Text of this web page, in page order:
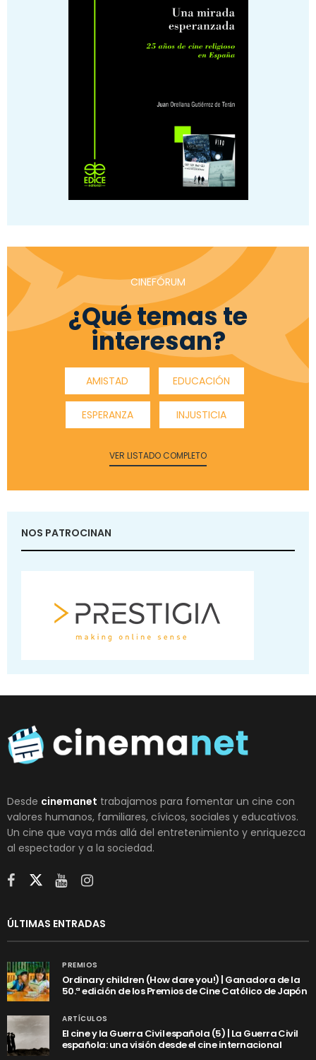
CINEFÓRUM
¿Qué temas te
interesan?
AMISTAD EDUCACIÓN
ESPERANZA INJUSTICIA
VER LISTADO COMPLETO
NOS PATROCINAN
Desde cinemanet trabajamos para fomentar un cine con
valores humanos, familiares, cívicos, sociales y educativos.
Un cine que vaya más allá del entretenimiento y enriquezca
al espectador y a la sociedad.
ÚLTIMAS ENTRADAS
PREMIOS
Ordinary children (How dare you!) | Ganadora de la
50.ª edición de los Premios de Cine Católico de Japón
ARTÍCULOS
El cine y la Guerra Civil española (5) | La Guerra Civil
española: una visión desde el cine internacional